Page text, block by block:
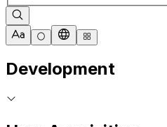
Development